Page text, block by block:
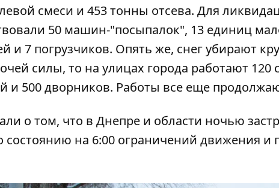
смеси и 453 тонны отсева. Для
50 машин-"посыпалок", 13 единиц
и 7 погрузчиков. Опять же, снег убирают
силы, то на улицах города работают 120
и 500 дворников. Работы все еще
о том, что в Днепре и области ночью
состоянию на 6:00 ограничений движения и